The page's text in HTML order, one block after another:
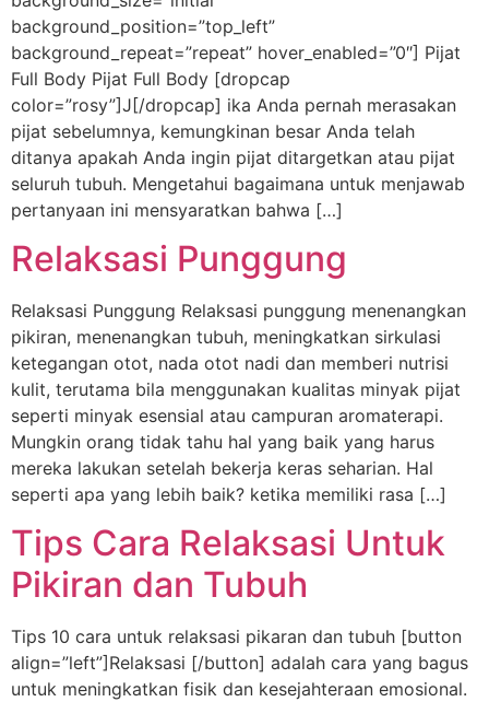
background_position=”top_left”
background_repeat=”repeat” hover_enabled=”0″] Pijat
Full Body Pijat Full Body [dropcap
color=”rosy”]J[/dropcap] ika Anda pernah merasakan
pijat sebelumnya, kemungkinan besar Anda telah
ditanya apakah Anda ingin pijat ditargetkan atau pijat
seluruh tubuh. Mengetahui bagaimana untuk menjawab
pertanyaan ini mensyaratkan bahwa […]
Relaksasi Punggung
Relaksasi Punggung Relaksasi punggung menenangkan
pikiran, menenangkan tubuh, meningkatkan sirkulasi
ketegangan otot, nada otot nadi dan memberi nutrisi
kulit, terutama bila menggunakan kualitas minyak pijat
seperti minyak esensial atau campuran aromaterapi.
Mungkin orang tidak tahu hal yang baik yang harus
mereka lakukan setelah bekerja keras seharian. Hal
seperti apa yang lebih baik? ketika memiliki rasa […]
Tips Cara Relaksasi Untuk
Pikiran dan Tubuh
Tips 10 cara untuk relaksasi pikaran dan tubuh [button
align=”left”]Relaksasi [/button] adalah cara yang bagus
untuk meningkatkan fisik dan kesejahteraan emosional.